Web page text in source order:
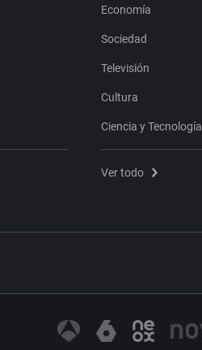
Economía
Sociedad
Televisión
Cultura
Ciencia y Tecnología
Ver todo